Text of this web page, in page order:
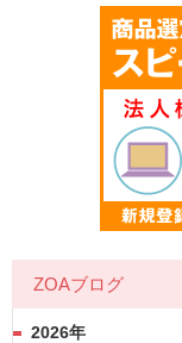
ZOAブログ
2026年